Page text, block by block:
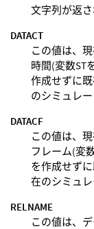
文字列が返さ
DATACT
この値は、
時間(変数ST
作成せずに
のシミュレ
DATACF
この値は、
フレーム(変
を作成せず
在のシミュ
RELNAME
この値は、